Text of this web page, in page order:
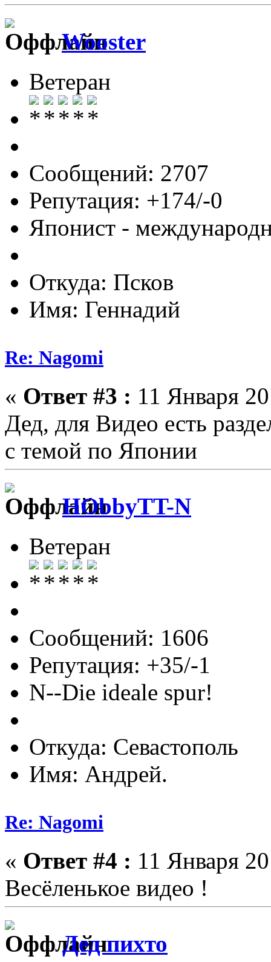
Wooster
Ветеран
Сообщений: 2707
Репутация: +174/-0
Японист -
Откуда: Псков
Имя: Геннадий
Re: Nagomi
« Ответ #3 : 11 Января
Дед, для Видео есть
с темой по Японии
HObbyTT-N
Ветеран
Сообщений: 1606
Репутация: +35/-1
N--Die ideale spur!
Откуда: Севастополь
Имя: Андрей.
Re: Nagomi
« Ответ #4 : 11 Января
Весёленькое видео !
Дед пихто